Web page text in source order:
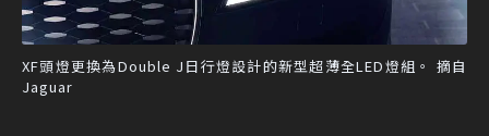
XF頭燈更換為Double J日行燈設計的新型超薄全LED燈組。 摘自
Jaguar